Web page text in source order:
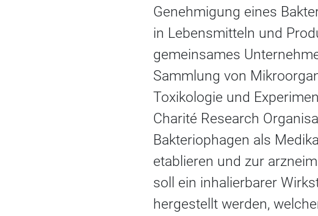
Genehmigung eines
in Lebensmitteln und
gemeinsames
Sammlung von
Toxikologie und
Charité Research
Bakteriophagen als
etablieren und zur
soll ein inhalierbarer
hergestellt werden,